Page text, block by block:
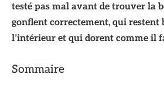
testé pas mal avant de trouver la
gonflent correctement, qui restent
l’intérieur et qui dorent comme il
Sommaire